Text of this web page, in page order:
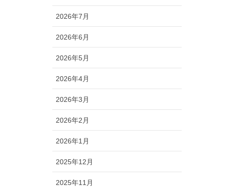
2026年7月
2026年6月
2026年5月
2026年4月
2026年3月
2026年2月
2026年1月
2025年12月
2025年11月